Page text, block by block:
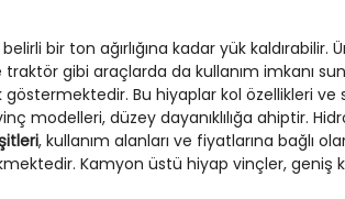
bir ton ağırlığına kadar yük kaldırabilir.
gibi araçlarda da kullanım imkanı
Bu hiyaplar kol özellikleri ve
modelleri, düzey dayanıklılığa ahiptir.
, kullanım alanları ve fiyatlarına bağlı
Kamyon üstü hiyap vinçler, geniş